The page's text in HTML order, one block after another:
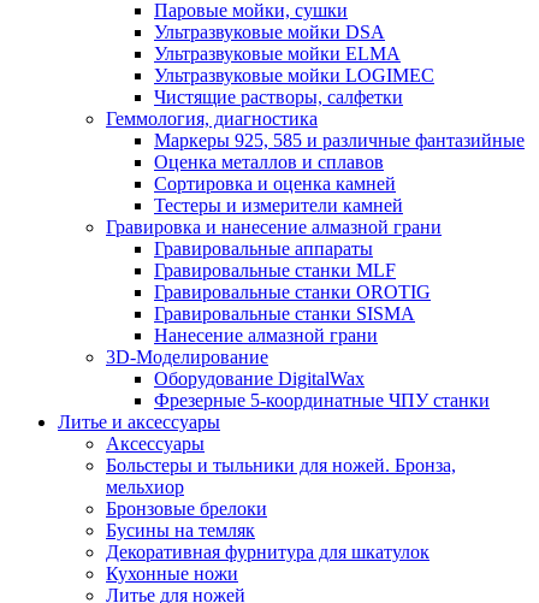
Паровые мойки, сушки
Ультразвуковые мойки DSA
Ультразвуковые мойки ELMA
Ультразвуковые мойки LOGIMEC
Чистящие растворы, салфетки
Геммология, диагностика
Маркеры 925, 585 и различные фантазийные
Оценка металлов и сплавов
Сортировка и оценка камней
Тестеры и измерители камней
Гравировка и нанесение алмазной грани
Гравировальные аппараты
Гравировальные станки MLF
Гравировальные станки OROTIG
Гравировальные станки SISMA
Нанесение алмазной грани
3D-Моделирование
Оборудование DigitalWax
Фрезерные 5-координатные ЧПУ станки
Литье и аксессуары
Аксессуары
Больстеры и тыльники для ножей. Бронза,
мельхиор
Бронзовые брелоки
Бусины на темляк
Декоративная фурнитура для шкатулок
Кухонные ножи
Литье для ножей